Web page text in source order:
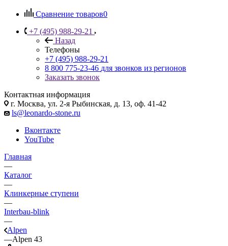
Сравнение товаров0
+7 (495) 988-29-21
Назад
Телефоны
+7 (495) 988-29-21
8 800 775-23-46 для звонков из регионов
Заказать звонок
Контактная информация
г. Москва, ул. 2-я Рыбинская, д. 13, оф. 41-42
ls@leonardo-stone.ru
Вконтакте
YouTube
Главная
—
Каталог
—
Клинкерные ступени
—
Interbau-blink
—
Alpen
—Alpen 43